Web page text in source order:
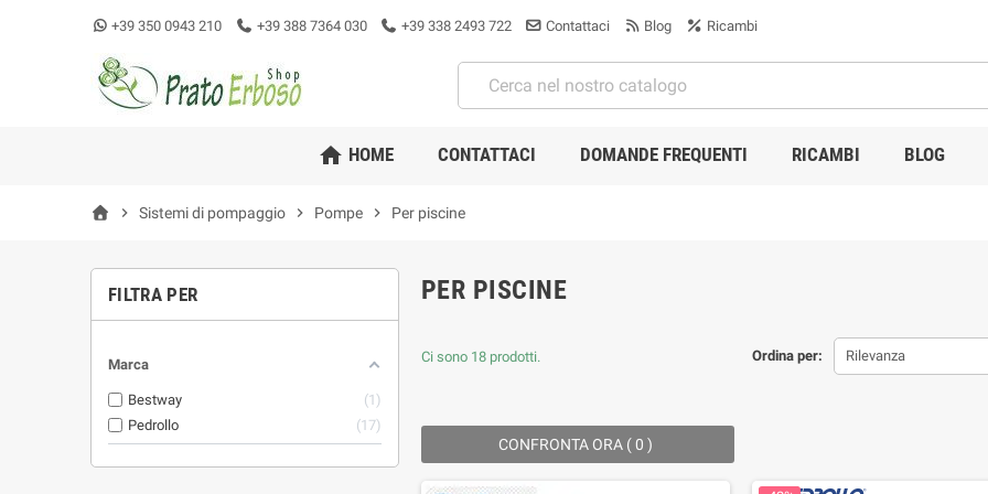
+39 350 0943 210 +39 388 7364 030 +39 338 2493 722 Contattaci Blog Ricambi
home HOME CONTATTACI DOMANDE FREQUENTI RICAMBI BLOG
chevron_right Sistemi di pompaggio chevron_right Pompe chevron_right Per piscine
FILTRA PER
Marca
Bestway
1
Pedrollo
17
PER PISCINE
Ordina per: Rilevanza
Ci sono 18 prodotti.
CONFRONTA ORA (0) ‎